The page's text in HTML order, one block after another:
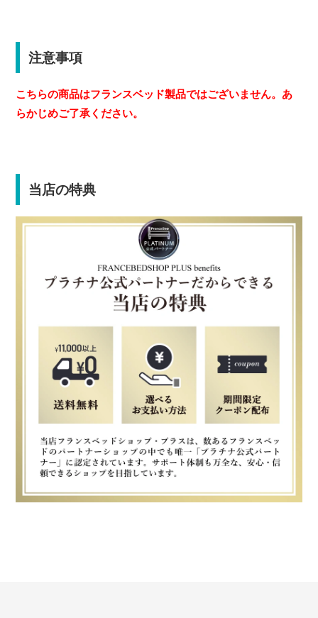
注意事項
こちらの商品はフランスベッド製品ではございません。あ
らかじめご了承ください。
当店の特典